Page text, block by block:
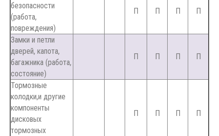
безопасности
(работа,
повреждения)
П П П П
Замки и петли
дверей, капота,
багажника (работа,
состояние)
П П П П
Тормозные
колодки,и другие
компоненты
дисковых
тормозных
П П П П